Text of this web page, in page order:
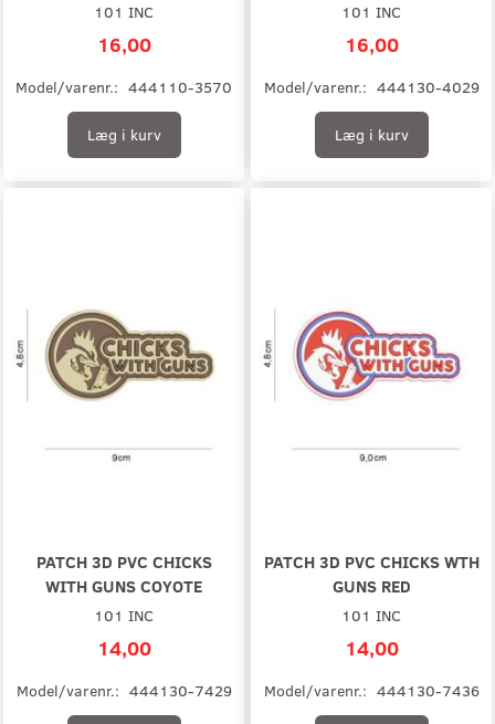
101 INC
16,00
Model/varenr.: 444110-3570
Læg i kurv
101 INC
16,00
Model/varenr.: 444130-4029
Læg i kurv
PATCH 3D PVC CHICKS
WITH GUNS COYOTE
101 INC
14,00
Model/varenr.: 444130-7429
PATCH 3D PVC CHICKS WTH
GUNS RED
101 INC
14,00
Model/varenr.: 444130-7436